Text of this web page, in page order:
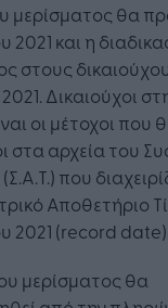
μερίσματος θα
2021 και η
στους
2021. Δικαιούχοι
οι μέτοχοι που
στα αρχεία του
που
Αποθετήριο
2021 (record date).
μερίσματος θα